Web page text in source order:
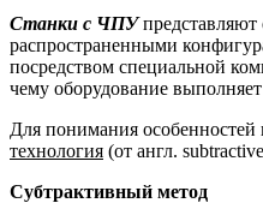
Станки с ЧПУпредставляют
распространенными
посредством специальной
чему оборудование выполняет
Для понимания особенностей
технология (от англ.
Субтрактивный метод